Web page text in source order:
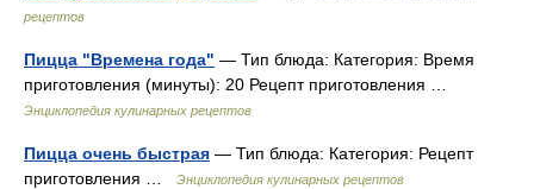
рецептов
Пицца "Времена года" — Тип блюда: Категория: Время
приготовления (минуты): 20 Рецепт приготовления …
Энциклопедия кулинарных рецептов
Пицца очень быстрая — Тип блюда: Категория: Рецепт
приготовления …
Энциклопедия кулинарных рецептов